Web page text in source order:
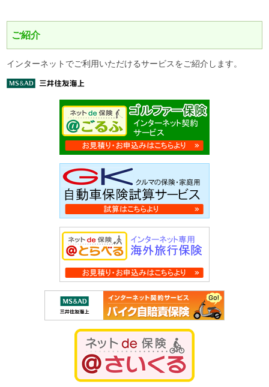
ご紹介
インターネットでご利用いただけるサービスをご紹介します。